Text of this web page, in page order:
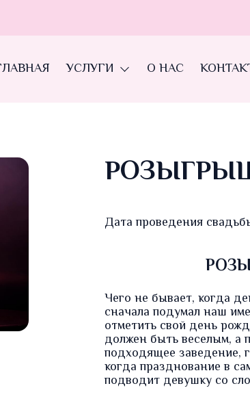
УСЛУГИ О НАС
Дата проведения
Чего не бывает, когда
сначала подумал наш
отметить свой день
должен быть веселым, а
подходящее заведение,
когда празднование в
подводит девушку со